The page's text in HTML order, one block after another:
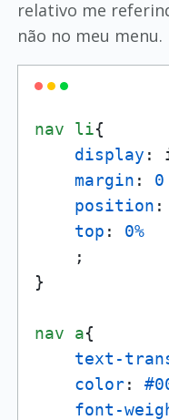
relativo me
não no meu menu.
nav li{
display :
margin : 0
position :
top : 0%
    ;
}
nav a{
text-
color:
font-